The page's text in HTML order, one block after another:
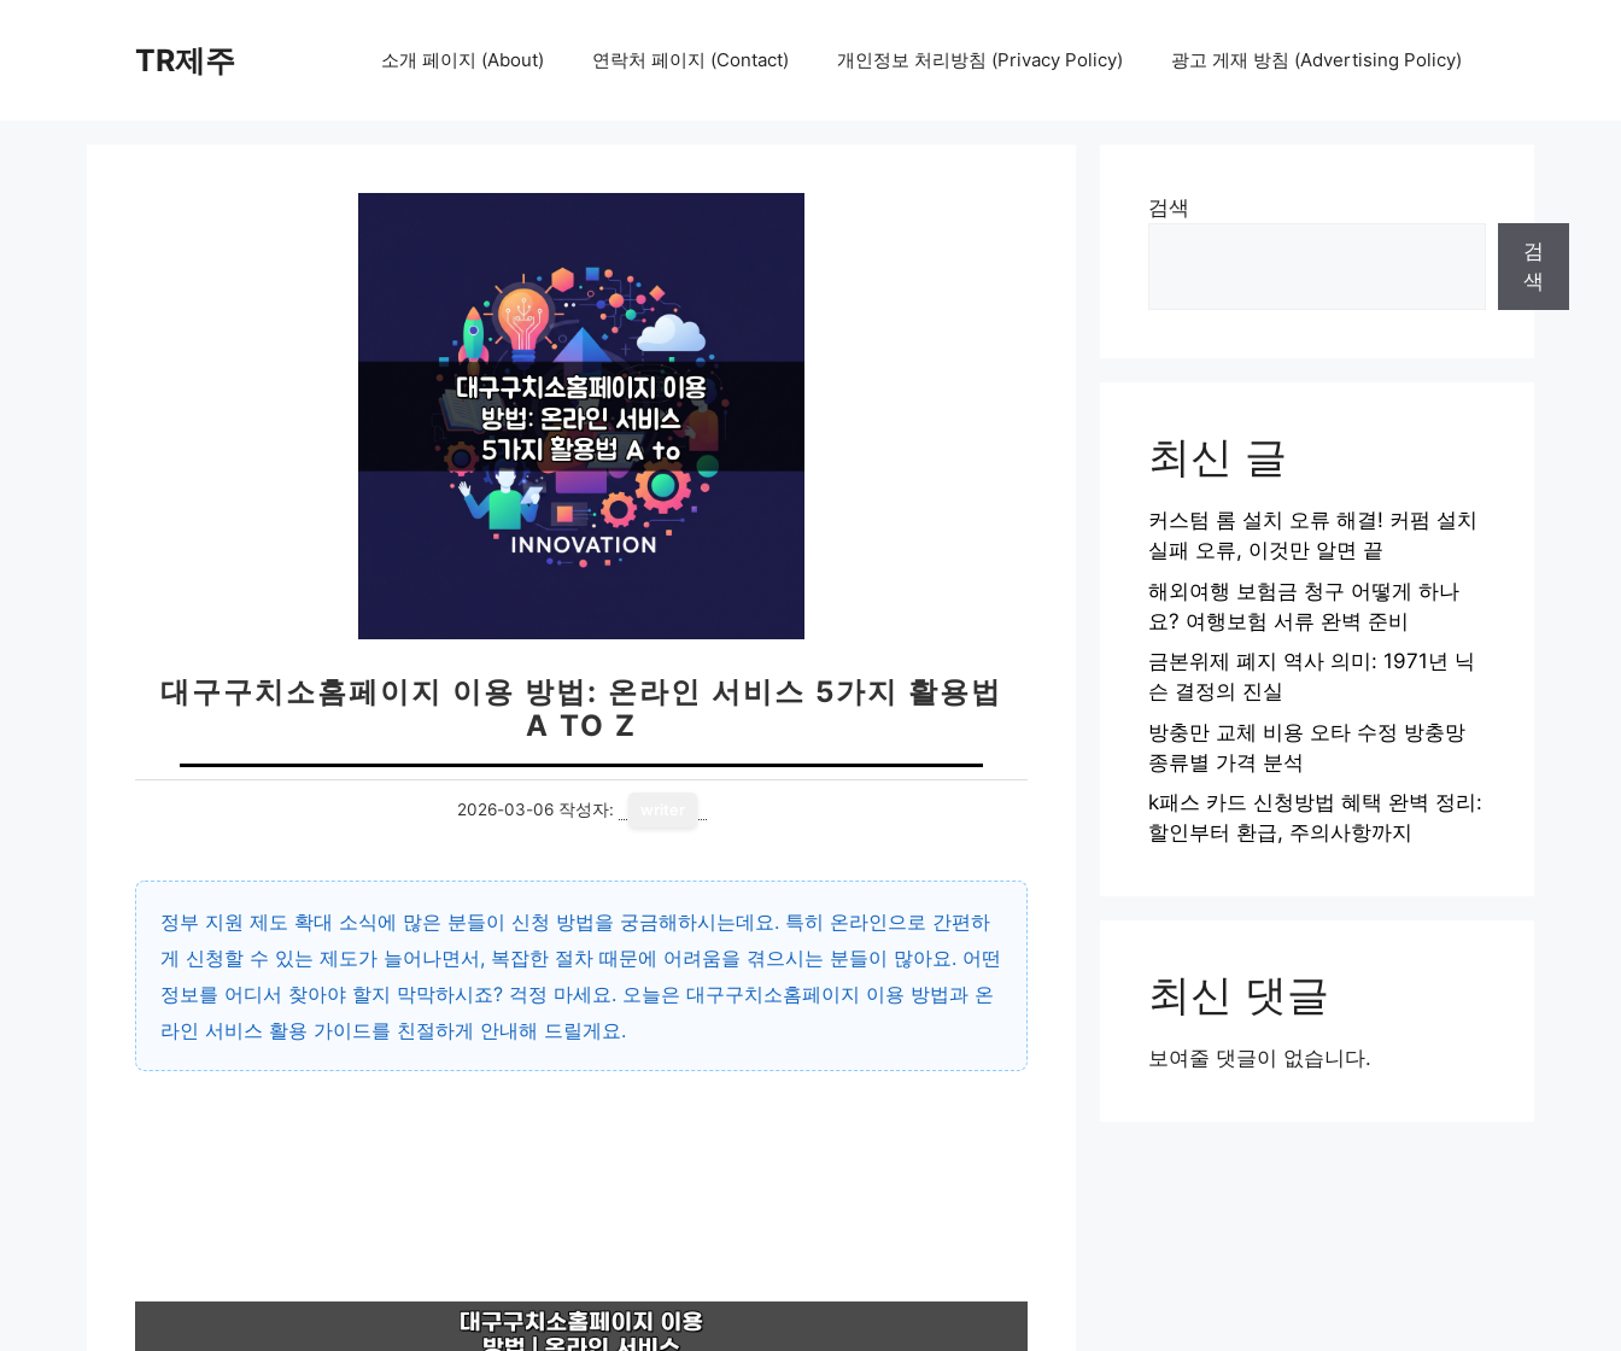
TR제주 소개 페이지 (About) 연락처 페이지 (Contact) 개인정보 처리방침 (Privacy Policy) 광고 게재 방침 (Advertising Policy)
대구구치소홈페이지 이용 방법: 온라인 서비스 5가지 활용법
A TO Z
2026-03-06 작성자:
정부 지원 제도 확대 소식에 많은 분들이 신청 방법을 궁금해하시는데요. 특히 온라인으로 간편하
게 신청할 수 있는 제도가 늘어나면서, 복잡한 절차 때문에 어려움을 겪으시는 분들이 많아요. 어떤
정보를 어디서 찾아야 할지 막막하시죠? 걱정 마세요. 오늘은 대구구치소홈페이지 이용 방법과 온
라인 서비스 활용 가이드를 친절하게 안내해 드릴게요.
검색
검
색
최신 글
커스텀 롬 설치 오류 해결! 커펌 설치
실패 오류, 이것만 알면 끝
해외여행 보험금 청구 어떻게 하나
요? 여행보험 서류 완벽 준비
금본위제 폐지 역사 의미: 1971년 닉
슨 결정의 진실
방충만 교체 비용 오타 수정 방충망
종류별 가격 분석
k패스 카드 신청방법 혜택 완벽 정리:
할인부터 환급, 주의사항까지
최신 댓글
보여줄 댓글이 없습니다.